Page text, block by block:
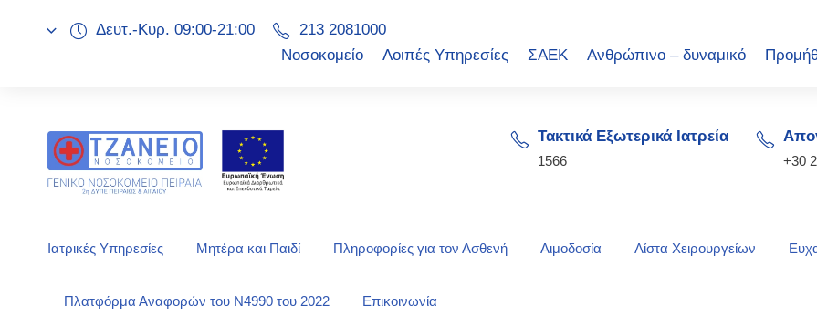
Δευτ.-Κυρ. 09:00-21:00
213 2081000
Νοσοκομείο
Λοιπές Υπηρεσίες ΣΑΕΚ Ανθρώπινο – δυναμικό
Τακτικά Εξωτερικά Ιατρεία
1566 +30
Ιατρικές Υπηρεσίες Μητέρα και Παιδί Πληροφορίες για τον Ασθενή Αιμοδοσία Λίστα Χειρουργείων
Πλατφόρμα Αναφορών του Ν4990 του 2022 Επικοινωνία